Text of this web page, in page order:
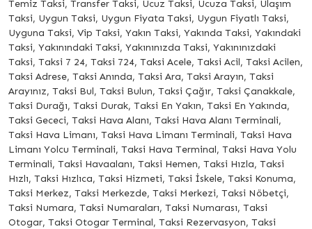
Temiz Taksi, Transfer Taksi, Ucuz Taksi, Ucuza Taksi, Ulaşım
Taksi, Uygun Taksi, Uygun Fiyata Taksi, Uygun Fiyatlı Taksi,
Uyguna Taksi, Vip Taksi, Yakın Taksi, Yakında Taksi, Yakındaki
Taksi, Yakınındaki Taksi, Yakınınızda Taksi, Yakınınızdaki
Taksi, Taksi 7 24, Taksi 724, Taksi Acele, Taksi Acil, Taksi Acilen,
Taksi Adrese, Taksi Anında, Taksi Ara, Taksi Arayın, Taksi
Arayınız, Taksi Bul, Taksi Bulun, Taksi Çağır, Taksi Çanakkale,
Taksi Durağı, Taksi Durak, Taksi En Yakın, Taksi En Yakında,
Taksi Gececi, Taksi Hava Alanı, Taksi Hava Alanı Terminali,
Taksi Hava Limanı, Taksi Hava Limanı Terminali, Taksi Hava
Limanı Yolcu Terminali, Taksi Hava Terminal, Taksi Hava Yolu
Terminali, Taksi Havaalanı, Taksi Hemen, Taksi Hızla, Taksi
Hızlı, Taksi Hızlıca, Taksi Hizmeti, Taksi İskele, Taksi Konuma,
Taksi Merkez, Taksi Merkezde, Taksi Merkezi, Taksi Nöbetçi,
Taksi Numara, Taksi Numaraları, Taksi Numarası, Taksi
Otogar, Taksi Otogar Terminal, Taksi Rezervasyon, Taksi